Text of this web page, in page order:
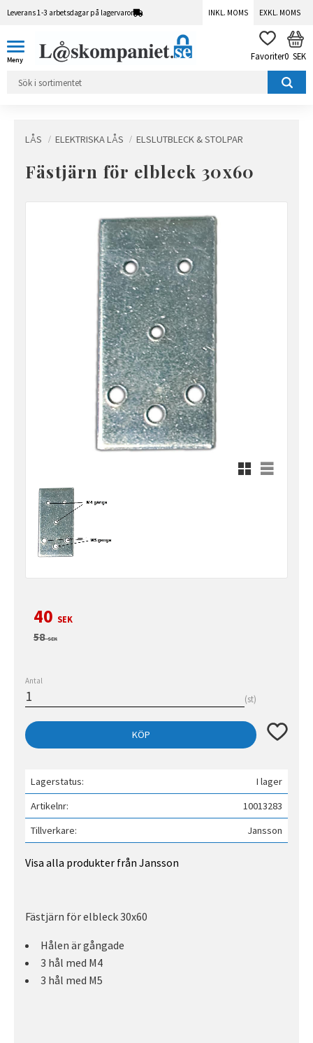
Leverans 1-3 arbetsdagar på lagervaror INKL. MOMS EXKL. MOMS
FAVORITER
0 SEK
LÅS ELEKTRISKA LÅS ELSLUTBLECK & STOLPAR
Fästjärn för elbleck 30x60
Rutnätsvy
Listvy
Nedsatt pris:
40 SEK
Ordinarie pris:
58SEK
Antal
st
KÖP Lägg till
Lagerstatus
I lager
Artikelnr
10013283
Tillverkare
Jansson
Visa alla produkter från Jansson
Fästjärn för elbleck 30x60
Hålen är gångade
3 hål med M4
3 hål med M5